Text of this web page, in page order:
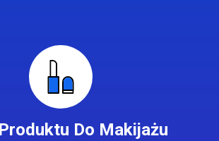
Do Makijażu